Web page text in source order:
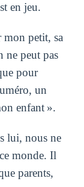
en jeu.
petit, sa
ne peut pas
pour
un
enfant ».
lui, nous ne
monde. Il
parents,